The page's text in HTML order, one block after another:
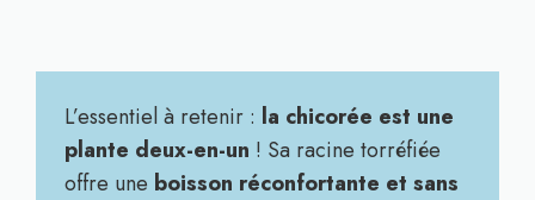
L’essentiel à retenir : la chicorée est une
plante deux-en-un ! Sa racine torréfiée
offre une boisson réconfortante et sans